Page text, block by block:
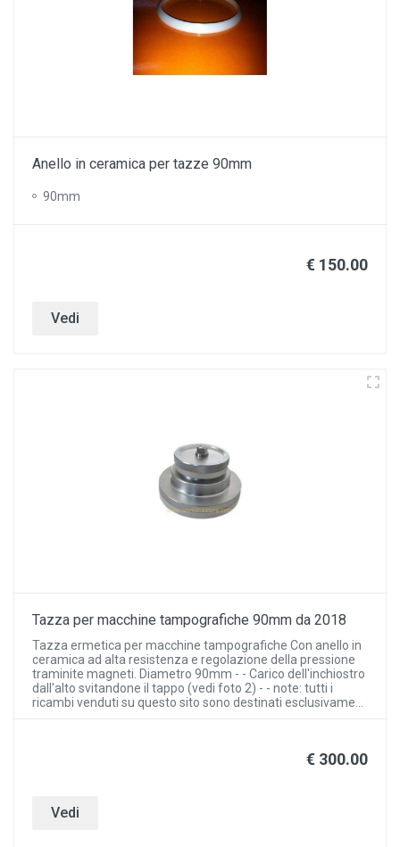
Anello in ceramica per tazze 90mm
90mm
€ 150.00
Vedi
Tazza per macchine tampografiche 90mm da 2018
Tazza ermetica per macchine tampografiche Con anello in
ceramica ad alta resistenza e regolazione della pressione
traminite magneti. Diametro 90mm - - Carico dell'inchiostro
dall'alto svitandone il tappo (vedi foto 2) - - note: tutti i
ricambi venduti su questo sito sono destinati esclusivame...
€ 300.00
Vedi